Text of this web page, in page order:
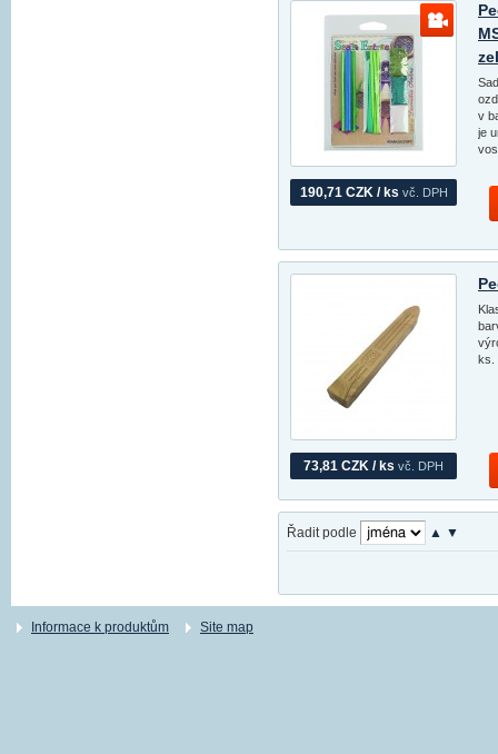
190,71 CZK / ks vč. DPH
v
je
73,81 CZK / ks vč. DPH
ks.
Řadit podle ▲ ▼
Informace k produktům Site map